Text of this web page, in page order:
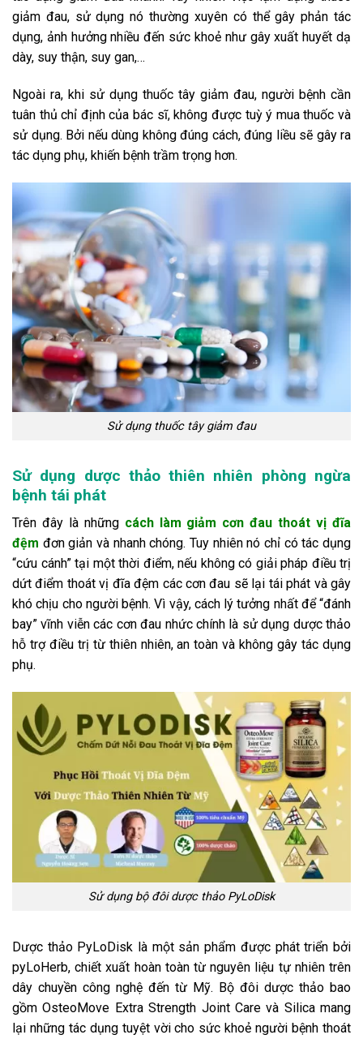
giảm đau, sử dụng nó thường xuyên có thể gây phản tác
dụng, ảnh hưởng nhiều đến sức khoẻ như gây xuất huyết dạ
dày, suy thận, suy gan,…
Ngoài ra, khi sử dụng thuốc tây giảm đau, người bệnh cần
tuân thủ chỉ định của bác sĩ, không được tuỳ ý mua thuốc và
sử dụng. Bởi nếu dùng không đúng cách, đúng liều sẽ gây ra
tác dụng phụ, khiến bệnh trầm trọng hơn.
Sử dụng thuốc tây giảm đau
Sử dụng dược thảo thiên nhiên phòng ngừa
bệnh tái phát
Trên đây là những cách làm giảm cơn đau thoát vị đĩa
đệm đơn giản và nhanh chóng. Tuy nhiên nó chỉ có tác dụng
“cứu cánh” tại một thời điểm, nếu không có giải pháp điều trị
dứt điểm thoát vị đĩa đệm các cơn đau sẽ lại tái phát và gây
khó chịu cho người bệnh. Vì vậy, cách lý tưởng nhất để “đánh
bay” vĩnh viễn các cơn đau nhức chính là sử dụng dược thảo
hỗ trợ điều trị từ thiên nhiên, an toàn và không gây tác dụng
phụ.
Sử dụng bộ đôi dược thảo PyLoDisk
Dược thảo PyLoDisk là một sản phẩm được phát triển bởi
pyLoHerb, chiết xuất hoàn toàn từ nguyên liệu tự nhiên trên
dây chuyền công nghệ đến từ Mỹ. Bộ đôi dược thảo bao
gồm OsteoMove Extra Strength Joint Care và Silica mang
lại những tác dụng tuyệt vời cho sức khoẻ người bệnh thoát